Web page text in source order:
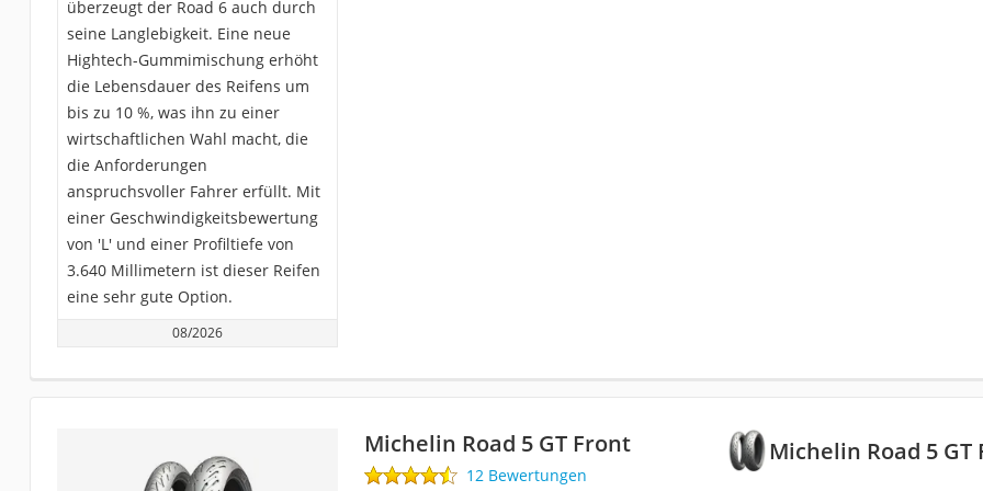
überzeugt der Road 6 auch durch
seine Langlebigkeit. Eine neue
Hightech-Gummimischung erhöht
die Lebensdauer des Reifens um
bis zu 10 %, was ihn zu einer
wirtschaftlichen Wahl macht, die
die Anforderungen
anspruchsvoller Fahrer erfüllt. Mit
einer Geschwindigkeitsbewertung
von 'L' und einer Profiltiefe von
3.640 Millimetern ist dieser Reifen
eine sehr gute Option.
08/2026
Michelin Road 5 GT
Michelin Road 5 GT Front
12 Bewertungen